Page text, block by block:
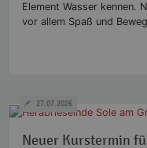
Element Wasser kennen.
vor allem Spaß und
Neuer Kurstermin
27.07.2026